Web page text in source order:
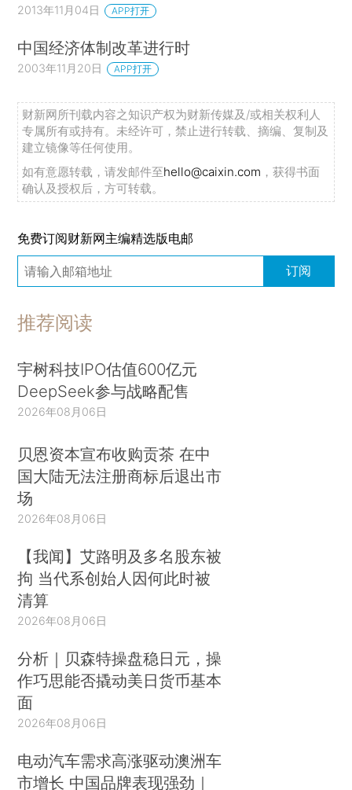
2013年11月04日 APP打开
中国经济体制改革进行时
2003年11月20日 APP打开
财新网所刊载内容之知识产权为财新传媒及/或相关权利人
专属所有或持有。未经许可，禁止进行转载、摘编、复制及
建立镜像等任何使用。
如有意愿转载，请发邮件至hello@caixin.com ，获得书面
确认及授权后，方可转载。
免费订阅财新网主编精选版电邮
订阅
推荐阅读
宇树科技IPO估值600亿元
DeepSeek参与战略配售
2026年08月06日
贝恩资本宣布收购贡茶 在中
国大陆无法注册商标后退出市
场
2026年08月06日
【我闻】艾路明及多名股东被
拘 当代系创始人因何此时被
清算
2026年08月06日
分析｜贝森特操盘稳日元，操
作巧思能否撬动美日货币基本
面
2026年08月06日
电动汽车需求高涨驱动澳洲车
市增长 中国品牌表现强劲｜